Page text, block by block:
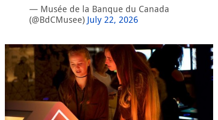
— Musée de la Banque du Canada
(@BdCMusee) July 22, 2026